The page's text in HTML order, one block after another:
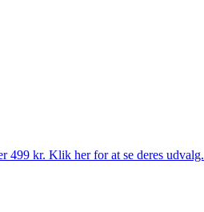
499 kr. Klik her for at se deres udvalg.